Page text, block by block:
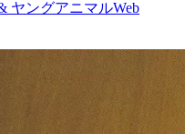
ヤングアニマルWeb